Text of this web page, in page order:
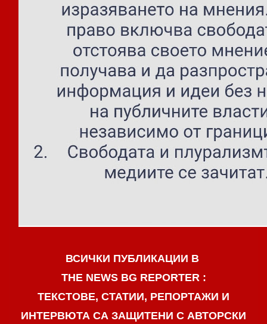
ВСИЧКИ ПУБЛИКАЦИИ В
THE NEWS BG REPORTER :
ТЕКСТОВЕ, СТАТИИ, РЕПОРТАЖИ И
ИНТЕРВЮТА СА ЗАЩИТЕНИ С АВТОРСКИ